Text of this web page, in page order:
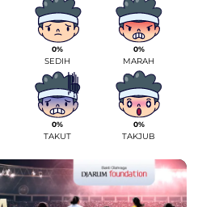
0%
SEDIH
0%
MARAH
0%
TAKUT
0%
TAKJUB